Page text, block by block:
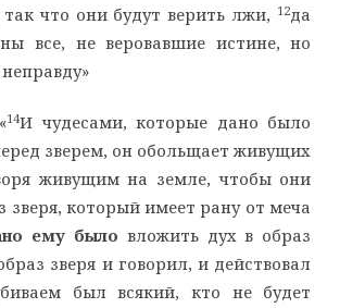
что они будут верить лжи, 12да
все, не веровавшие истине, но
14И чудесами, которые дано было
зверем, он обольщает живущих
живущим на земле, чтобы они
зверя, который имеет рану от меча
ему было вложить дух в образ
зверя и говорил, и действовал
был всякий, кто не будет